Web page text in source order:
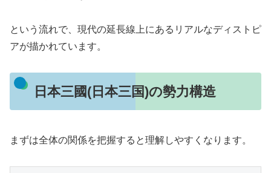
という流れで、現代の延長線上にあるリアルなディストピ
アが描かれています。
日本三國(日本三国)の勢力構造
まずは全体の関係を把握すると理解しやすくなります。